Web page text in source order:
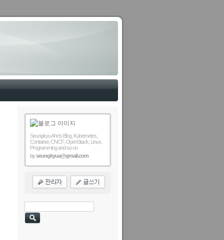
Seungkyu Ahn's Blog, Kubernetes,
Container, CNCF, OpenStack, Linux,
Programming and so on
byseungkyua@gmail.com